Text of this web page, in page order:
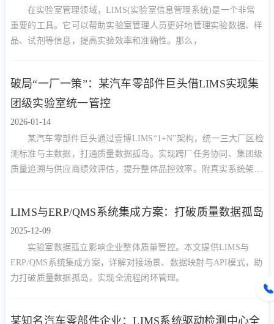
在实验室管理领域，LIMS(实验室信息管理系统)是一个非常
重要的工具。它可以帮助实验室管理人员更好地管理实验数据、样
品、试剂等信息，提高实验效率和准确性。那么，
破局“一厂一策”：某汽车零部件巨头借LIMS实现集
团级实验室统一管控
2026-01-14
某汽车零部件巨头通过壹博LIMS“1+N”架构，统一三大厂区检
测标准与主数据，打通质量数据孤岛。实现跨厂任务协同、集团级
质量追溯与供应商绩效评估，提升整体品控效率。附真实系统架构
LIMS与ERP/QMS系统集成方案：打破质量数据孤岛
2025-12-09
实验室数据孤立影响企业整体质量管控。本文提供LIMS与
ERP/QMS系统集成方案，详解对接场景、数据映射与API模式，助
力打破质量数据孤岛，实现全流程闭环管理。
某知名汽车零部件企业：LIMS系统驱动检测中心全